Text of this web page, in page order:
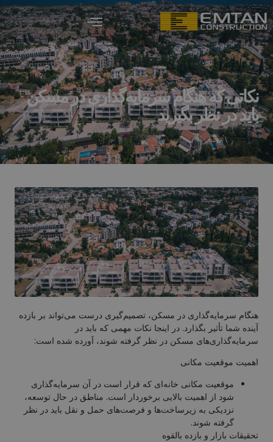
نکاتی که هنگام سرمایه‌گذاری در مسکن
باید در نظر بگیرید
هنگام سرمایه‌گذاری در مسکن، تصمیم‌گیری درست می‌تواند بر بازده
آینده شما تأثیر بگذارد. در اینجا نکات مهمی که باید در
سرمایه‌گذاری‌های مسکن در نظر گرفته شوند، آورده شده است:
اهمیت موقعیت مکانی
موقعیت مکانی خانه‌ای که قرار است در آن سرمایه‌گذاری
شود از اهمیت بالایی برخوردار است. مناطق در حال توسعه،
نزدیکی به زیرساخت‌ها و فرصت‌های حمل و نقل باید در نظر
گرفته شوند.
تحقیقات بازار و بازده بالقوه